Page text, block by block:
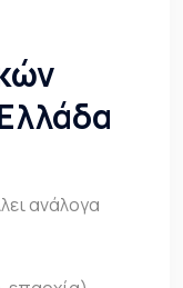
ανάλογα